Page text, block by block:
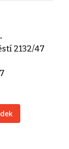
2132/47